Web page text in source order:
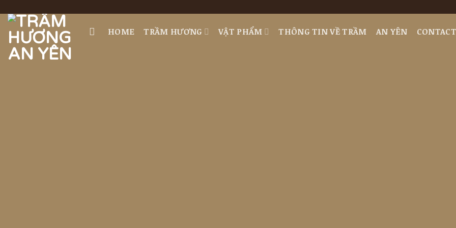
to
content
HOME TRẦM HƯƠNG VẬT PHẨM THÔNG TIN VỀ TRẦM AN YÊN CONTACT